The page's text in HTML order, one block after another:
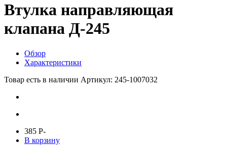
Втулка направляющая
клапана Д-245
Обзор
Характеристики
Товар есть в наличии Артикул: 245-1007032
385 P-
В корзину